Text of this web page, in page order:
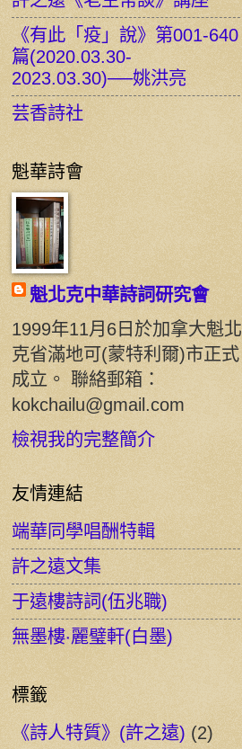
《有此「疫」說》第001-640
篇(2020.03.30-
2023.03.30)──姚洪亮
芸香詩社
魁華詩會
魁北克中華詩詞研究會
1999年11月6日於加拿大魁北
克省滿地可(蒙特利爾)市正式
成立。 聯絡郵箱：
kokchailu@gmail.com
檢視我的完整簡介
友情連結
端華同學唱酬特輯
許之遠文集
于遠樓詩詞(伍兆職)
無墨樓‧麗璧軒(白墨)
標籤
《詩人特質》(許之遠) (2)